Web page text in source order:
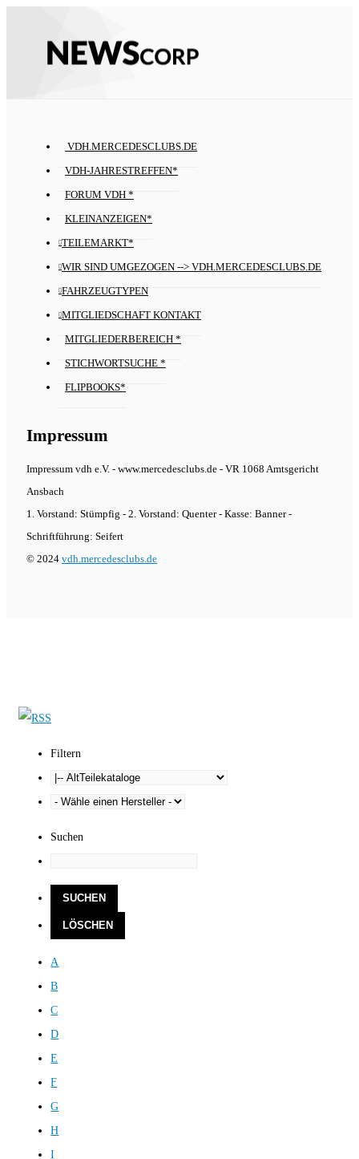
VDH.MERCEDESCLUBS.DE
VDH-JAHRESTREFFEN*
FORUM VDH *
KLEINANZEIGEN*
TEILEMARKT*
WIR SIND UMGEZOGEN --> VDH.MERCEDESCLUBS.DE
FAHRZEUGTYPEN
MITGLIEDSCHAFT KONTAKT
MITGLIEDERBEREICH *
STICHWORTSUCHE *
FLIPBOOKS*
Impressum
Impressum vdh e.V. - www.mercedesclubs.de - VR 1068 Amtsgericht
Ansbach
1. Vorstand: Stümpfig - 2. Vorstand: Quenter - Kasse: Banner -
Schriftführung: Seifert
© 2024 vdh.mercedesclubs.de
Filtern
Suchen
A
B
C
D
E
F
G
H
I